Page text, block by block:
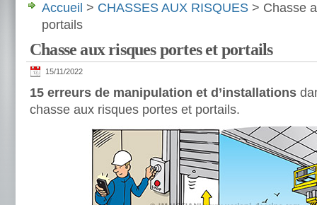
Accueil > CHASSES AUX RISQUES > Chasse
portails
Chasse aux risques portes et portails
15/11/2022
15 erreurs de manipulation et d’installations
chasse aux risques portes et portails.